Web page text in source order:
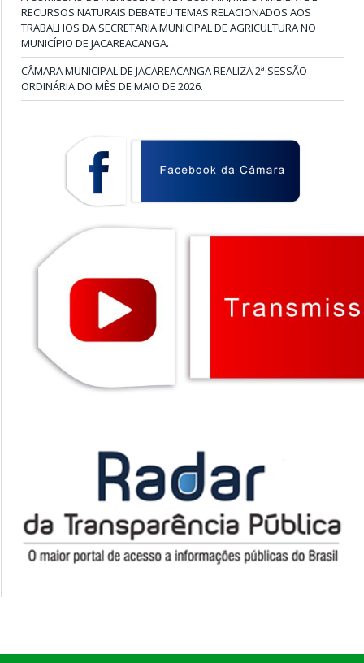
RECURSOS NATURAIS DEBATEU TEMAS RELACIONADOS AOS
TRABALHOS DA SECRETARIA MUNICIPAL DE AGRICULTURA NO
MUNICÍPIO DE JACAREACANGA.
CÂMARA MUNICIPAL DE JACAREACANGA REALIZA 2ª SESSÃO
ORDINÁRIA DO MÊS DE MAIO DE 2026.